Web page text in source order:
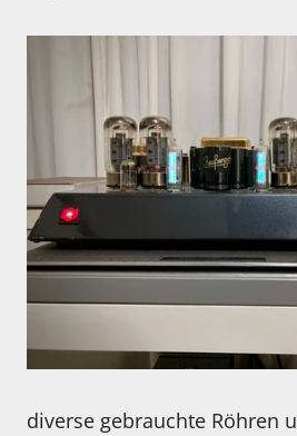
diverse gebrauchte Röhren